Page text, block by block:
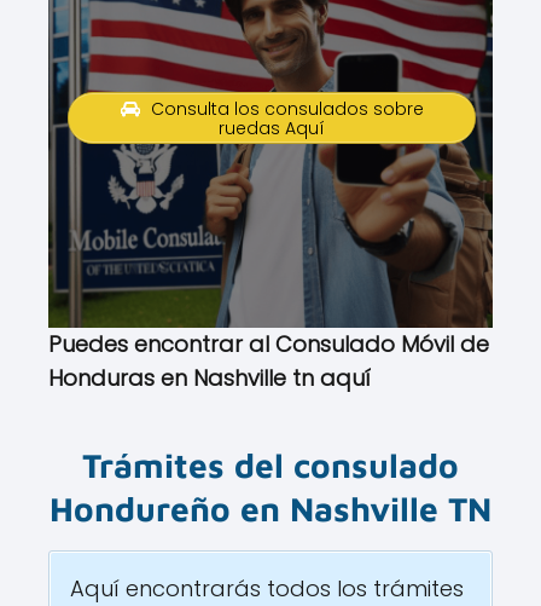
Consulta los consulados sobre
ruedas Aquí
Puedes encontrar al Consulado Móvil de
Honduras en Nashville tn aquí
Trámites del consulado
Hondureño en Nashville TN
Aquí encontrarás todos los trámites